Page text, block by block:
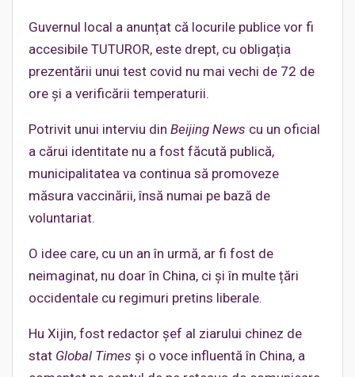
Guvernul local a anunțat că locurile publice vor fi
accesibile TUTUROR, este drept, cu obligația
prezentării unui test covid nu mai vechi de 72 de
ore și a verificării temperaturii.
Potrivit unui interviu din Beijing News cu un oficial
a cărui identitate nu a fost făcută publică,
municipalitatea va continua să promoveze
măsura vaccinării, însă numai pe bază de
voluntariat.
O idee care, cu un an în urmă, ar fi fost de
neimaginat, nu doar în China, ci și în multe țări
occidentale cu regimuri pretins liberale.
Hu Xijin, fost redactor șef al ziarului chinez de
stat Global Times și o voce influentă în China, a